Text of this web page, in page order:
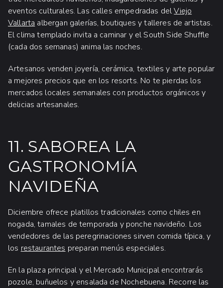
eventos culturales. Las calles empedradas delViejo
Vallarta albergan galerías, boutiques y talleres de artistas.
El clima templado invita a caminar y el South Side Shuffle
(cada dos semanas) anima las noches.
Artesanos venden joyería, cerámica, textiles y arte popular
a mejores precios que en los resorts. No te pierdas los
mercados locales semanales con productos orgánicos y
delicias artesanales.
11. SABOREA LA
GASTRONOMÍA
NAVIDEÑA
Diciembre ofrece platillos tradicionales como chiles en
nogada, tamales de temporada y ponche navideño. Los
vendedores de las peregrinaciones sirven comida típica, y
los restaurantes preparan menús especiales.
En la plaza principal y el Mercado Municipal encontrarás
pozole, buñuelos y ensalada de Nochebuena. Recorre las